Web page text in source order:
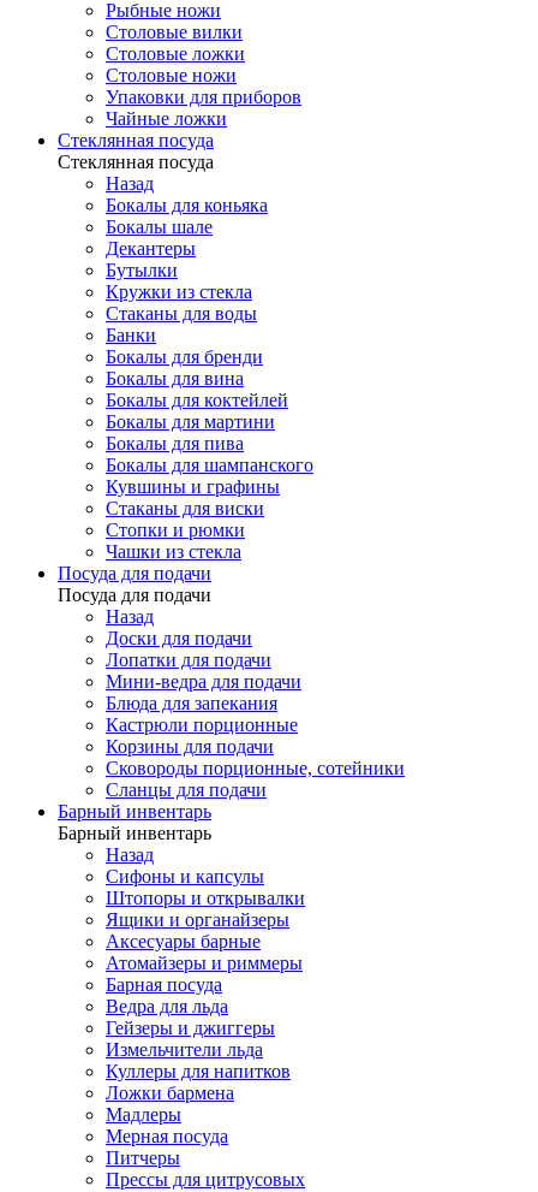
Рыбные ножи
Столовые вилки
Столовые ложки
Столовые ножи
Упаковки для приборов
Чайные ложки
Стеклянная посуда
Стеклянная посуда
Назад
Бокалы для коньяка
Бокалы шале
Декантеры
Бутылки
Кружки из стекла
Стаканы для воды
Банки
Бокалы для бренди
Бокалы для вина
Бокалы для коктейлей
Бокалы для мартини
Бокалы для пива
Бокалы для шампанского
Кувшины и графины
Стаканы для виски
Стопки и рюмки
Чашки из стекла
Посуда для подачи
Посуда для подачи
Назад
Доски для подачи
Лопатки для подачи
Мини-ведра для подачи
Блюда для запекания
Кастрюли порционные
Корзины для подачи
Сковороды порционные, сотейники
Сланцы для подачи
Барный инвентарь
Барный инвентарь
Назад
Сифоны и капсулы
Штопоры и открывалки
Ящики и органайзеры
Аксесуары барные
Атомайзеры и риммеры
Барная посуда
Ведра для льда
Гейзеры и джиггеры
Измельчители льда
Куллеры для напитков
Ложки бармена
Мадлеры
Мерная посуда
Питчеры
Прессы для цитрусовых